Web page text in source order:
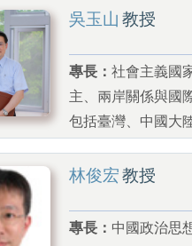
吳玉山 教授
專長： 社會主義國
主、兩岸關係與國
包括臺灣、中國大
林俊宏教授
專長： 中國政治思